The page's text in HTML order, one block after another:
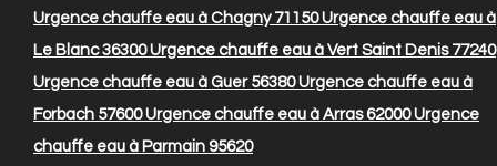
Urgence chauffe eau à Chagny 71150Urgence chauffe eau à
Le Blanc 36300Urgence chauffe eau à Vert Saint Denis 77240
Urgence chauffe eau à Guer 56380Urgence chauffe eau à
Forbach 57600Urgence chauffe eau à Arras 62000Urgence
chauffe eau à Parmain 95620